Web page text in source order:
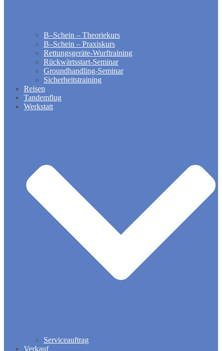
B–Schein – Theoriekurs
B–Schein – Praxiskurs
Rettungsgeräte-Wurftraining
Rückwärtsstart-Seminar
Groundhandling​-Seminar
Sicherheitstraining
Reisen
Tandemflug
Werkstatt
Serviceauftrag
Verkauf